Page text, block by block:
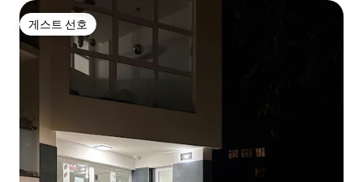
게스트 선호
게스트 선호